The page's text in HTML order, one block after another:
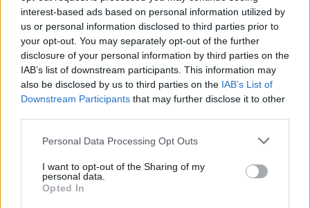
interest-based ads based on personal information utilized by
us or personal information disclosed to third parties prior to
your opt-out. You may separately opt-out of the further
disclosure of your personal information by third parties on the
IAB’s list of downstream participants. This information may
also be disclosed by us to third parties on the IAB’s List of
Downstream Participants that may further disclose it to other
Personal Data Processing Opt Outs
I want to opt-out of the Sharing of my
personal data.
Opted In
ΕΠΑΓΓΕΛΜΑΤΙΕΣ ΥΓΕΙΑΣ